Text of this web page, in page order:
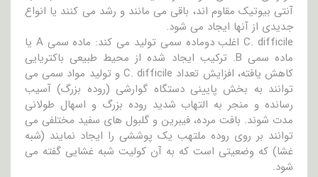
آنتی بیوتیک مقاوم اند، باقی می مانند و رشد می کنند یا انواع
جدیدی از آنها ایجاد می شود.
C. difficile اغلب دوماده سمی تولید می کند: ماده سمی A یا
ماده سمی B. ترکیب ایجاد شده از محیط طبیعی باکتریایی
کاهش یافته، افزایش تعداد C. difficile و تولید مواد سمی می
توانند به بخش پایینی دستگاه گوارشی (روده بزرگ) آسیب
رسانده و منجر به التهاب شدید روده بزرگ و اسهال طولانی
مدت شوند. بافت مرده، فیبرین و گلبول های سفید مختلفی می
توانند بر روی روده ملتهب یک پوششی را ایجاد نمایند (شبه
غشا) که وضعیتی است که به آن کولیت شبه غشایی گفته می
شود.